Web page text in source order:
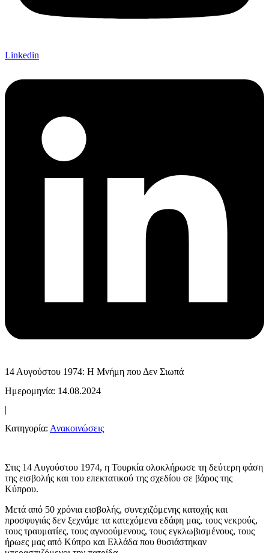
Linkedin
14 Αυγούστου 1974: Η Μνήμη που Δεν Σιωπά
Ημερομηνία: 14.08.2024
|
Κατηγορία: Ανακοινώσεις
Στις 14 Αυγούστου 1974, η Τουρκία ολοκλήρωσε τη δεύτερη φάση
της εισβολής και του επεκτατικού της σχεδίου σε βάρος της
Κύπρου.
Μετά από 50 χρόνια εισβολής, συνεχιζόμενης κατοχής και
προσφυγιάς δεν ξεχνάμε τα κατεχόμενα εδάφη μας, τους νεκρούς,
τους τραυματίες, τους αγνοούμενους, τους εγκλωβισμένους, τους
ήρωες μας από Κύπρο και Ελλάδα που θυσιάστηκαν